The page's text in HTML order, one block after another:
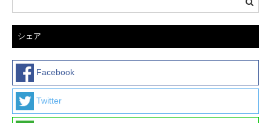
シェア
Facebook
Twitter